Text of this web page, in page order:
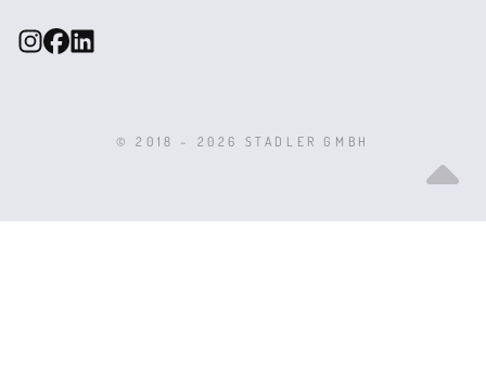
© 2018 – 2026 STADLER GMBH